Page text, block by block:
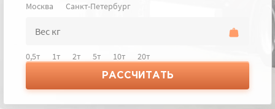
Москва Санкт-Петербург
0,5т 1т 2т 5т 10т 20т
РАССЧИТАТЬ